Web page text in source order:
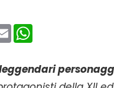
Email